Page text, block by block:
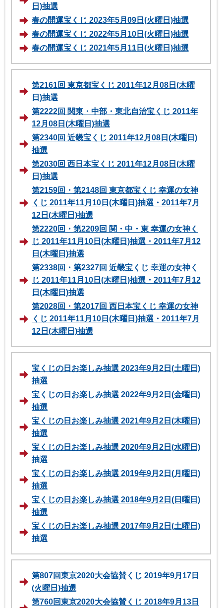
日)抽選
春の開運宝くじ 2023年5月09日(火曜日)抽選
春の開運宝くじ 2022年5月10日(火曜日)抽選
春の開運宝くじ 2021年5月11日(火曜日)抽選
第2161回 東京都宝くじ 2011年12月08日(木曜
日)抽選
第2222回 関東・中部・東北自治宝くじ 2011年
12月08日(木曜日)抽選
第2340回 近畿宝くじ 2011年12月08日(木曜日)
抽選
第2030回 西日本宝くじ 2011年12月08日(木曜
日)抽選
第2159回・第2148回 東京都宝くじ 幸運の女神
くじ 2011年11月10日(木曜日)抽選・2011年7月
12日(木曜日)抽選
第2220回・第2209回 関・中・東 幸運の女神く
じ 2011年11月10日(木曜日)抽選・2011年7月12
日(木曜日)抽選
第2338回・第2327回 近畿宝くじ 幸運の女神く
じ 2011年11月10日(木曜日)抽選・2011年7月12
日(木曜日)抽選
第2028回・第2017回 西日本宝くじ 幸運の女神
くじ 2011年11月10日(木曜日)抽選・2011年7月
12日(木曜日)抽選
宝くじの日お楽しみ抽選 2023年9月2日(土曜日)
抽選
宝くじの日お楽しみ抽選 2022年9月2日(金曜日)
抽選
宝くじの日お楽しみ抽選 2021年9月2日(木曜日)
抽選
宝くじの日お楽しみ抽選 2020年9月2日(水曜日)
抽選
宝くじの日お楽しみ抽選 2019年9月2日(月曜日)
抽選
宝くじの日お楽しみ抽選 2018年9月2日(日曜日)
抽選
宝くじの日お楽しみ抽選 2017年9月2日(土曜日)
抽選
第807回東京2020大会協賛くじ 2019年9月17日
(火曜日)抽選
第760回東京2020大会協賛くじ 2018年9月13日